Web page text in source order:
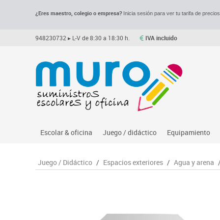
¿Eres maestro, colegio o empresa?Inicia sesión para ver tu tarifa de precios.
948230732 ▸ L-V de 8:30 a 18:30 h. IVA incluido
Escolar & oficina
Archivo
Juego / didáctico
Asociación y atención
Espacios multisensoriales
Equipamiento
Despachos y
Percheros,
Juego / Didáctico / Espacios exteriores / Agua y arena